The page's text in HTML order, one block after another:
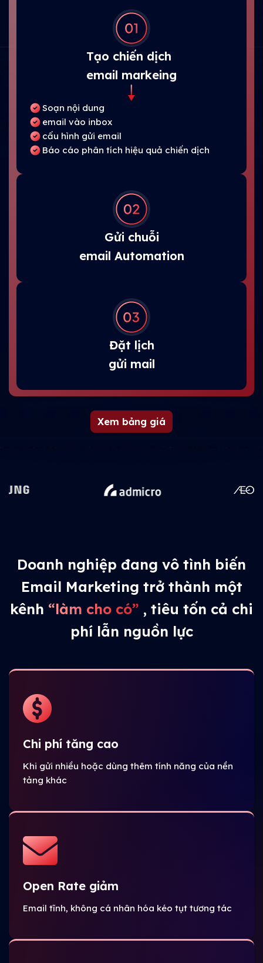
Tạo chiến dịch
email markeing
Soạn nội dung
email vào inbox
cấu hình gửi email
Báo cáo phân tích hiệu quả chiến dịch
Gửi chuỗi
email Automation
Đặt lịch
gửi mail
Xem bảng giá
Doanh nghiệp đang vô tình biến
Email Marketing trở thành một
kênh “làm cho có” , tiêu tốn cả chi
phí lẫn nguồn lực
Chi phí tăng cao
Khi gửi nhiều hoặc dùng thêm tính năng của nền
tảng khác
Open Rate giảm
Email tĩnh, không cá nhân hóa kéo tụt tương tác